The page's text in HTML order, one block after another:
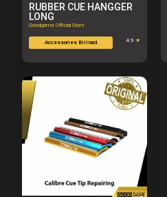
RUBBER CUE HANGGER
LONG
Goodgame Official Store
Accessories Billiard 4.9 ★